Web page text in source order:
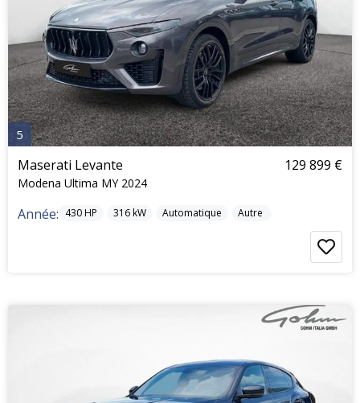
5
Maserati Levante
Modena Ultima MY 2024
129 899 €
Année: 430HP 316kW Automatique Autre